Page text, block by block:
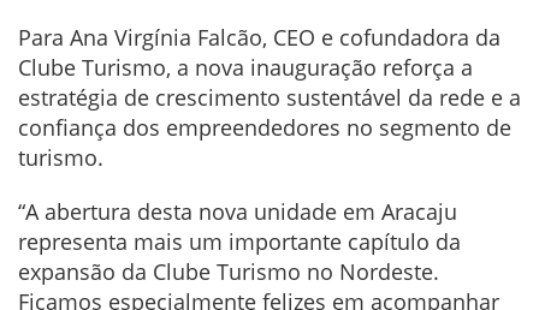
Para Ana Virgínia Falcão, CEO e cofundadora da
Clube Turismo, a nova inauguração reforça a
estratégia de crescimento sustentável da rede e a
confiança dos empreendedores no segmento de
turismo.
“A abertura desta nova unidade em Aracaju
representa mais um importante capítulo da
expansão da Clube Turismo no Nordeste.
Ficamos especialmente felizes em acompanhar